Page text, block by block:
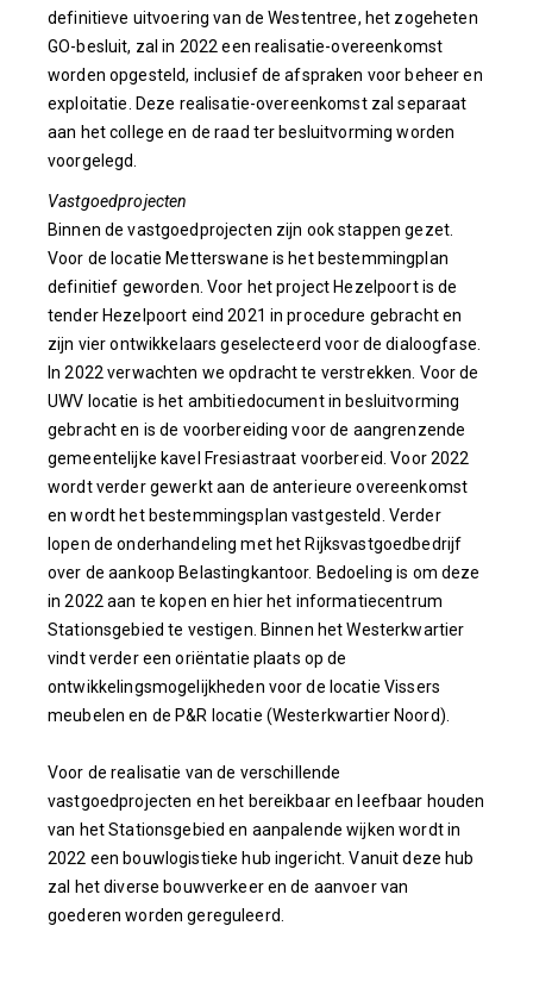
definitieve uitvoering van de Westentree, het zogeheten
GO-besluit, zal in 2022 een realisatie-overeenkomst
worden opgesteld, inclusief de afspraken voor beheer en
exploitatie. Deze realisatie-overeenkomst zal separaat
aan het college en de raad ter besluitvorming worden
voorgelegd.
Vastgoedprojecten
Binnen de vastgoedprojecten zijn ook stappen gezet.
Voor de locatie Metterswane is het bestemmingplan
definitief geworden. Voor het project Hezelpoort is de
tender Hezelpoort eind 2021 in procedure gebracht en
zijn vier ontwikkelaars geselecteerd voor de dialoogfase.
In 2022 verwachten we opdracht te verstrekken. Voor de
UWV locatie is het ambitiedocument in besluitvorming
gebracht en is de voorbereiding voor de aangrenzende
gemeentelijke kavel Fresiastraat voorbereid. Voor 2022
wordt verder gewerkt aan de anterieure overeenkomst
en wordt het bestemmingsplan vastgesteld. Verder
lopen de onderhandeling met het Rijksvastgoedbedrijf
over de aankoop Belastingkantoor. Bedoeling is om deze
in 2022 aan te kopen en hier het informatiecentrum
Stationsgebied te vestigen. Binnen het Westerkwartier
vindt verder een oriëntatie plaats op de
ontwikkelingsmogelijkheden voor de locatie Vissers
meubelen en de P&R locatie (Westerkwartier Noord).
Voor de realisatie van de verschillende
vastgoedprojecten en het bereikbaar en leefbaar houden
van het Stationsgebied en aanpalende wijken wordt in
2022 een bouwlogistieke hub ingericht. Vanuit deze hub
zal het diverse bouwverkeer en de aanvoer van
goederen worden gereguleerd.